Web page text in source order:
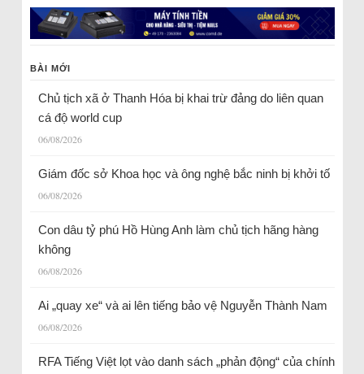
BÀI MỚI
Chủ tịch xã ở Thanh Hóa bị khai trừ đảng do liên quan
cá độ world cup
06/08/2026
Giám đốc sở Khoa học và ông nghệ bắc ninh bị khởi tố
06/08/2026
Con dâu tỷ phú Hồ Hùng Anh làm chủ tịch hãng hàng
không
06/08/2026
Ai „quay xe“ và ai lên tiếng bảo vệ Nguyễn Thành Nam
06/08/2026
RFA Tiếng Việt lọt vào danh sách „phản động“ của chính